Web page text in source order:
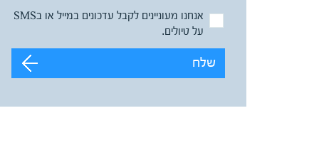
אנחנו מעוניינים לקבל עדכונים במייל או בSMS
על טיולים.
שלח